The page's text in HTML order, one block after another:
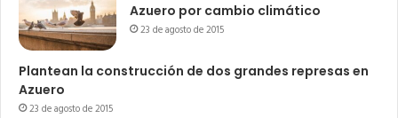
Azuero por cambio climático
23 de agosto de 2015
Plantean la construcción de dos grandes represas en
Azuero
23 de agosto de 2015